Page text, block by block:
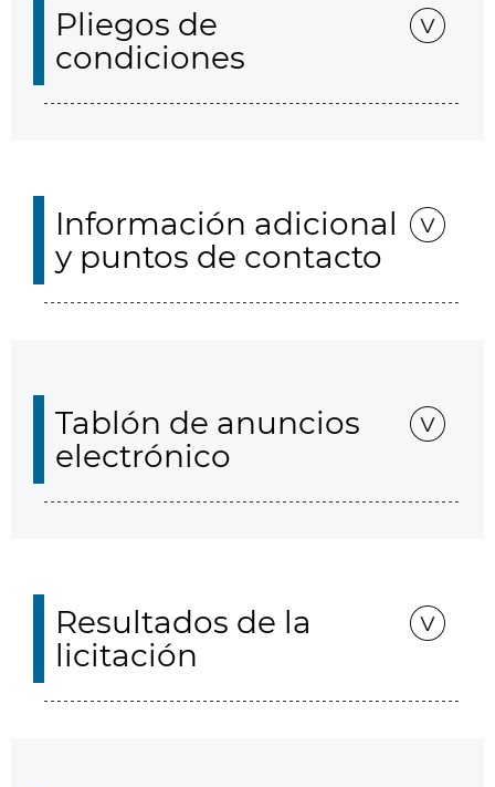
Pliegos de
condiciones
Información adicional
y puntos de contacto
Tablón de anuncios
electrónico
Resultados de la
licitación